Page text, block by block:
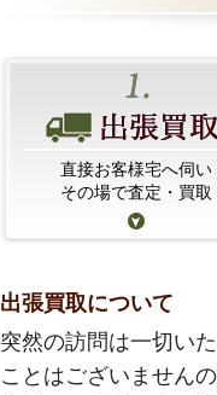
直接お客様宅へ伺い
その場で査定・買取
出張買取について
突然の訪問は一切い
ことはございません